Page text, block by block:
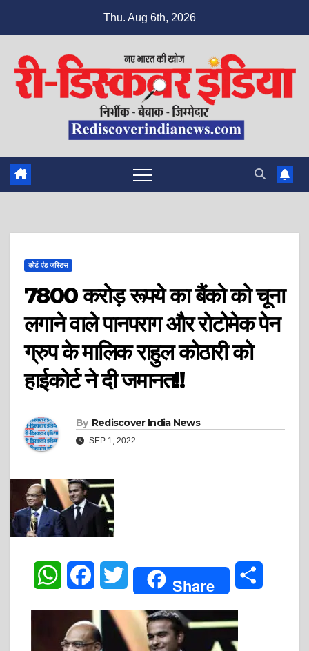
Thu. Aug 6th, 2026
कोर्ट एंड जस्टिस
7800 करोड़ रूपये का बैंको को चूना
लगाने वाले पानपराग और रोटोमेक पेन
ग्रुप के मालिक राहुल कोठारी को
हाईकोर्ट ने दी जमानत!!
By Rediscover India News
SEP 1, 2022
W
a c
Share